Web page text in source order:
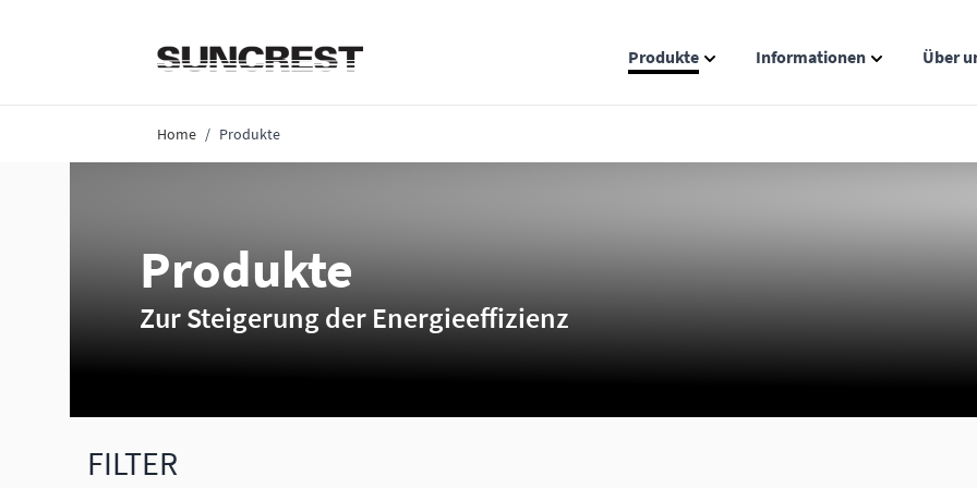
Produkte
Informationen
Über
Home / Produkte
Produkte
Zur Steigerung der Energieeffizienz
FILTER